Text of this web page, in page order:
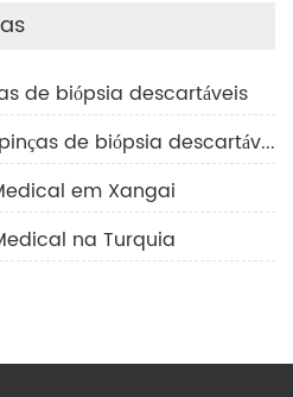
de biópsia descartáveis
2. Para que servem as pinças de biópsia descartáveis?
em Xangai
na Turquia